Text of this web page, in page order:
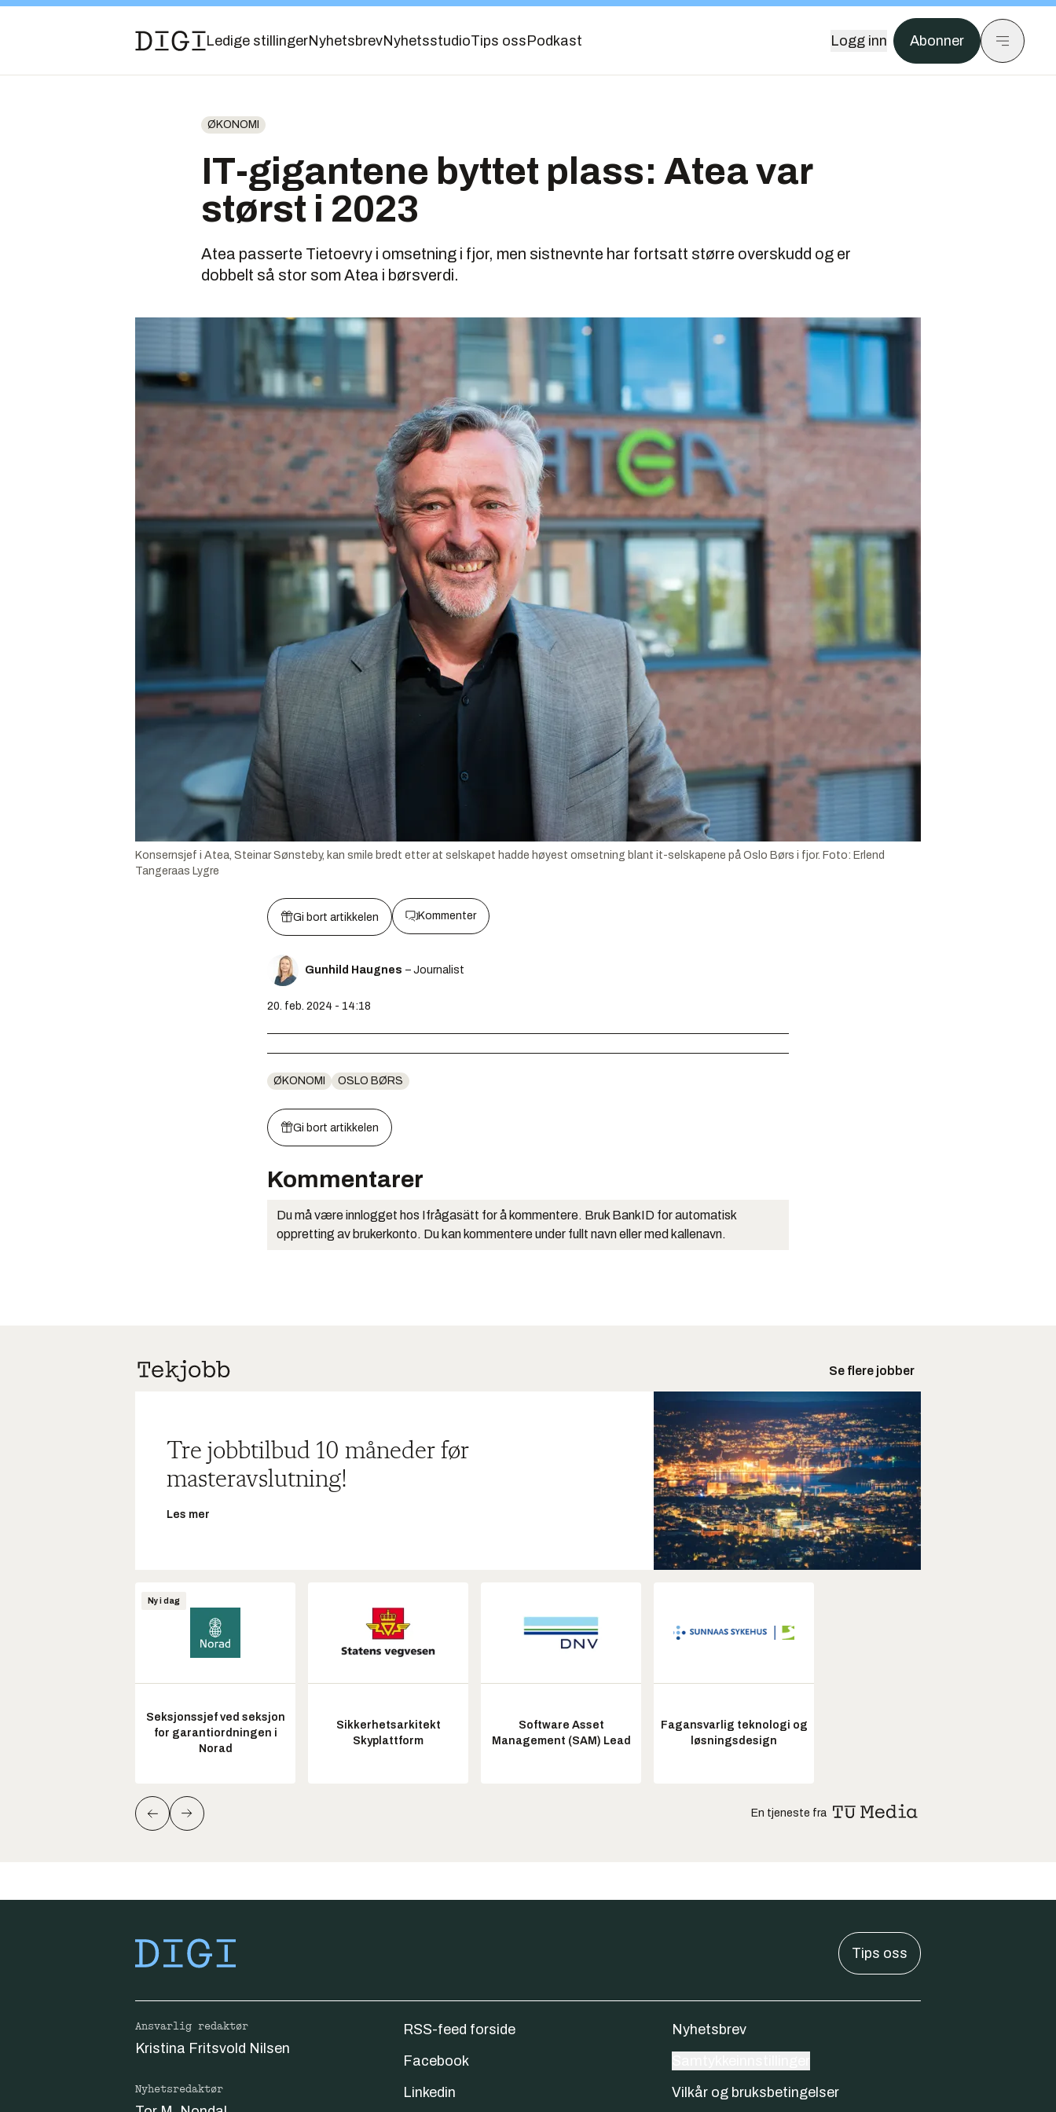
Ledige stillingerNyhetsbrevNyhetsstudioTips oss Podkast Logg inn Abonner
ØKONOMI
IT-gigantene byttet plass: Atea var
størst i 2023
Atea passerte Tietoevry i omsetning i fjor, men sistnevnte har fortsatt større overskudd og er
dobbelt så stor som Atea i børsverdi.
Konsernsjef i Atea, Steinar Sønsteby, kan smile bredt etter at selskapet hadde høyest omsetning blant it-selskapene på Oslo Børs i fjor. Foto: Erlend
Tangeraas Lygre
Gi bort artikkelen Kommenter
Gunhild Haugnes – Journalist
20. feb. 2024 - 14:18
ØKONOMI OSLO BØRS
Gi bort artikkelen
Kommentarer
Du må være innlogget hos Ifrågasätt for å kommentere. Bruk BankID for automatisk
oppretting av brukerkonto. Du kan kommentere under fullt navn eller med kallenavn.
Se flere jobber
Tre jobbtilbud 10 måneder før
masteravslutning!
Les mer
Ny i dag
Seksjonssjef ved seksjon
for garantiordningen i
Norad
Sikkerhetsarkitekt
Skyplattform
Software Asset
Management (SAM) Lead
Fagansvarlig teknologi og
løsningsdesign
En tjeneste fra
Tips oss
Ansvarlig redaktør
Kristina Fritsvold Nilsen
Nyhetsredaktør
RSS-feed forside
Facebook
Linkedin
Nyhetsbrev
Vilkår og bruksbetingelser